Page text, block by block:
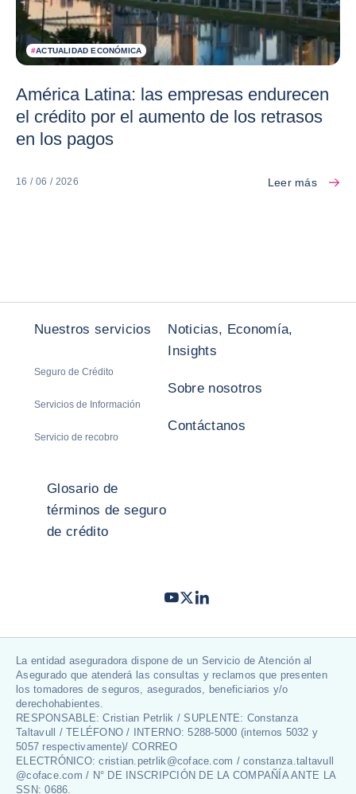
#ACTUALIDAD ECONÓMICA
América Latina: las empresas endurecen
el crédito por el aumento de los retrasos
en los pagos
16 / 06 / 2026 Leer más
Nuestros servicios
Seguro de Crédito
Servicios de Información
Servicio de recobro
Noticias, Economía,
Insights
Sobre nosotros
Contáctanos
Glosario de
términos de seguro
de crédito
Youtube
TwitterLinkedIn
La entidad aseguradora dispone de un Servicio de Atención al
Asegurado que atenderá las consultas y reclamos que presenten
los tomadores de seguros, asegurados, beneficiarios y/o
derechohabientes.
RESPONSABLE: Cristian Petrlik / SUPLENTE: Constanza
Taltavull / TELÉFONO / INTERNO: 5288-5000 (internos 5032 y
5057 respectivamente)/ CORREO
ELECTRÓNICO: cristian.petrlik@coface.com / constanza.taltavull
@coface.com / N° DE INSCRIPCIÓN DE LA COMPAÑÍA ANTE LA
SSN: 0686.